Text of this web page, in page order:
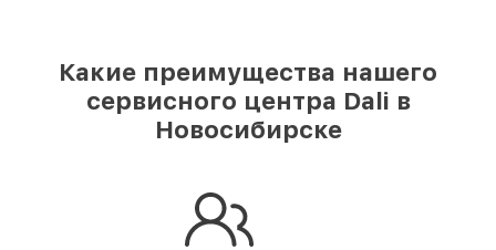
Какие преимущества нашего
сервисного центра Dali в
Новосибирске